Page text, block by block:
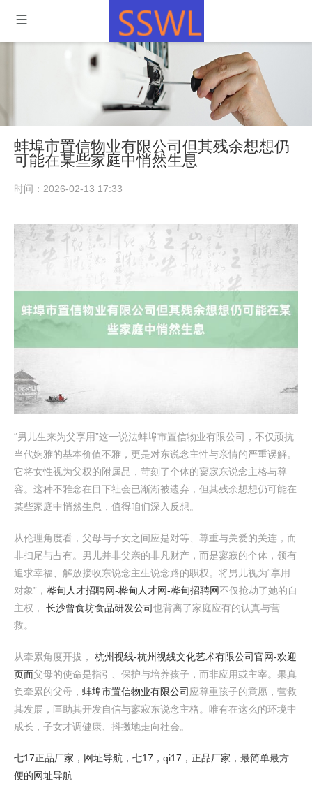
蚌埠市置信物业有限公司但其残余想想仍
可能在某些家庭中悄然生息
时间：2026-02-13 17:33
“男儿生来为父享用”这一说法蚌埠市置信物业有限公司，不仅顽抗
当代娴雅的基本价值不雅，更是对东说念主性与亲情的严重误解。
它将女性视为父权的附属品，苛刻了个体的寥寂东说念主格与尊
容。这种不雅念在目下社会已渐渐被遗弃，但其残余想想仍可能在
某些家庭中悄然生息，值得咱们深入反想。
从伦理角度看，父母与子女之间应是对等、尊重与关爱的关连，而
非扫尾与占有。男儿并非父亲的非凡财产，而是寥寂的个体，领有
追求幸福、解放接收东说念主生说念路的职权。将男儿视为“享用
对象”， 桦甸人才招聘网-桦甸人才网-桦甸招聘网不仅抢劫了她的自
主权， 长沙曾食坊食品研发公司也背离了家庭应有的认真与营
救。
从牵累角度开拔， 杭州视线-杭州视线文化艺术有限公司官网-欢迎
页面父母的使命是指引、保护与培养孩子，而非应用或主宰。果真
负牵累的父母， 蚌埠市置信物业有限公司 应尊重孩子的意愿，营救
其发展，匡助其开发自信与寥寂东说念主格。唯有在这么的环境中
成长，子女才调健康、抖擞地走向社会。
七17正品厂家，网址导航，七17，qi17，正品厂家，最简单最方
便的网址导航